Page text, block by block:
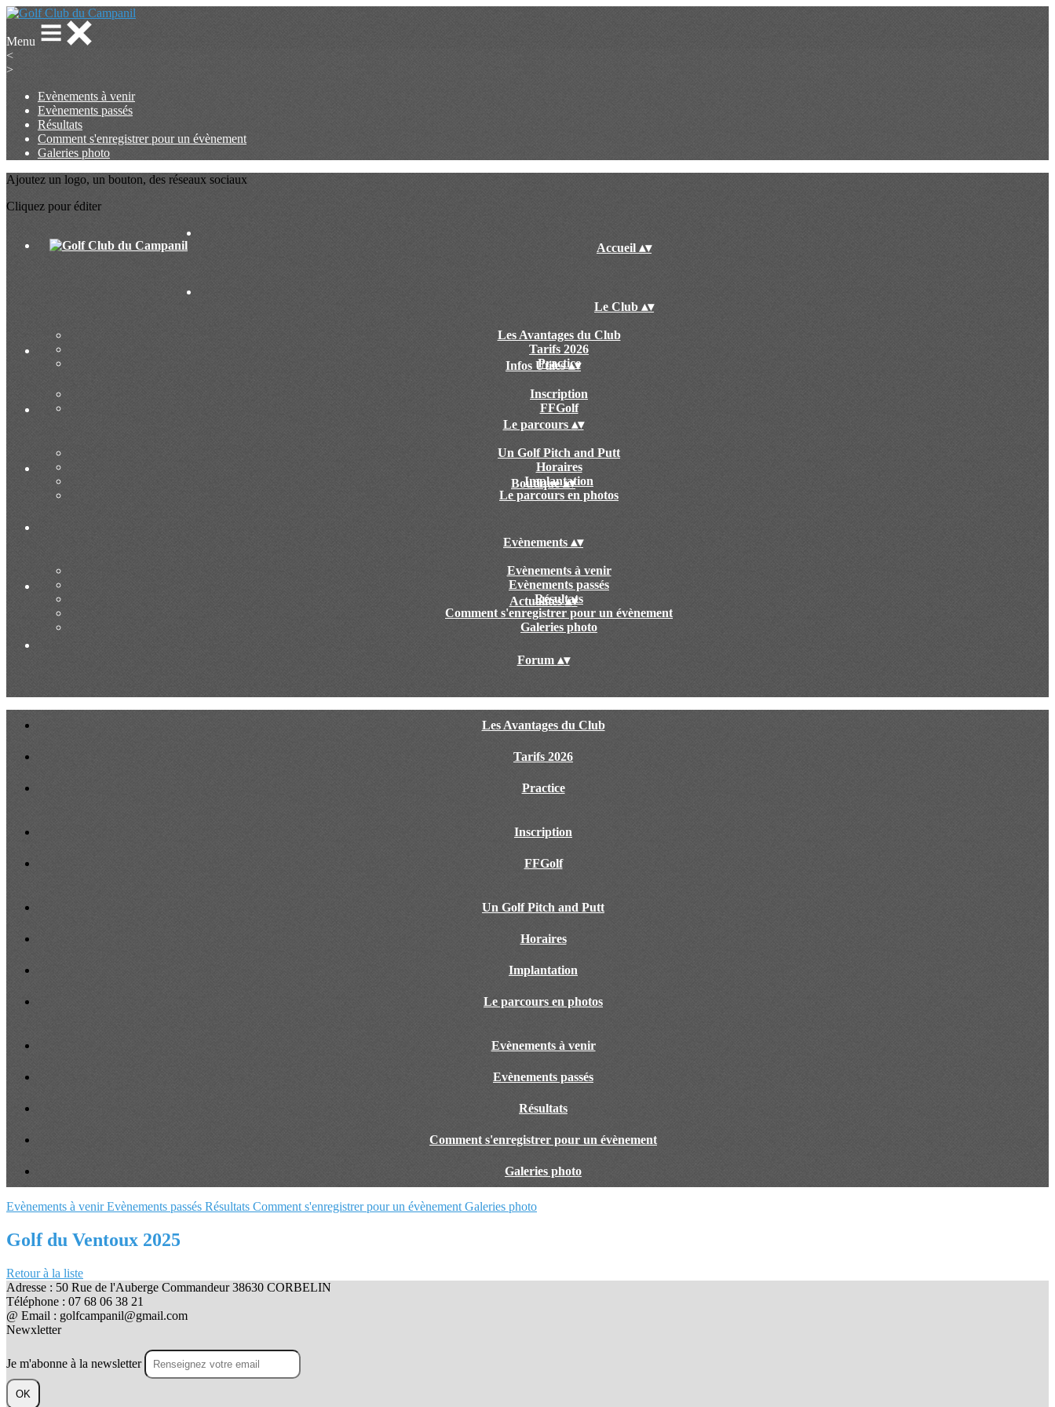
Menu
<
>
Evènements à venir
Evènements passés
Résultats
Comment s'enregistrer pour un évènement
Galeries photo
Ajoutez un logo, un bouton, des réseaux sociaux
Cliquez pour éditer
Accueil ▴▾
Le Club ▴▾
Les Avantages du Club
Tarifs 2026
Practice
Infos Utiles▴▾
Inscription
FFGolf
Le parcours ▴▾
Un Golf Pitch and Putt
Horaires
Implantation
Le parcours en photos
Boutique▴▾
Evènements ▴▾
Evènements à venir
Evènements passés
Résultats
Comment s'enregistrer pour un évènement
Galeries photo
Actualités▴▾
Forum ▴▾
Les Avantages du Club
Tarifs 2026
Practice
Inscription
FFGolf
Un Golf Pitch and Putt
Horaires
Implantation
Le parcours en photos
Evènements à venir
Evènements passés
Résultats
Comment s'enregistrer pour un évènement
Galeries photo
Evènements à venirEvènements passés Résultats Comment s'enregistrer pour un évènement Galeries photo
Golf du Ventoux 2025
Retour à la liste
Adresse : 50 Rue de l'Auberge Commandeur 38630 CORBELIN
Téléphone : 07 68 06 38 21
@ Email : golfcampanil@gmail.com
Newxletter
Je m'abonne à la newsletter
OK